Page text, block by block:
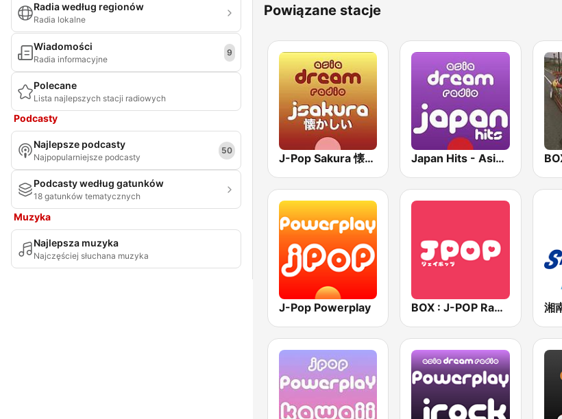
Radia według regionów
Radia lokalne
Wiadomości
Radia informacyjne
9
Polecane
Lista najlepszych stacji radiowych
Podcasty
Najlepsze podcasty
Najpopularniejsze podcasty
50
Podcasty według gatunków
18 gatunków tematycznych
Muzyka
Najlepsza muzyka
Najczęściej słuchana muzyka
Powiązane stacje
J-Pop Sakura 懐かしい Japan Hits - Asia DREAM Radio
J-Pop Powerplay BOX : J-POP Radio - ジェイポップ 無線